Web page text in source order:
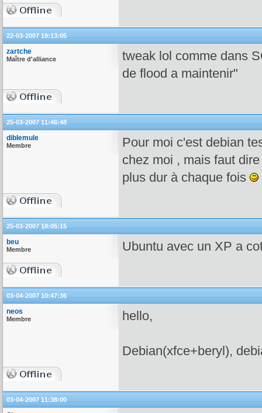
22-03-2007 19:13:05
zartche
Maître d'alliance
tweak lol comme dans
de flood a maintenir"
25-03-2007 11:46:48
diblemule
Membre
Pour moi c'est debian
chez moi , mais faut
plus dur à chaque fois
25-03-2007 18:05:15
beu
Membre Ubuntu avec un XP a
03-04-2007 10:47:36
neos
Membre hello,
Debian(xfce+beryl),
03-04-2007 11:38:00